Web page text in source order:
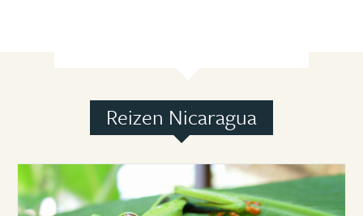
Reizen Nicaragua